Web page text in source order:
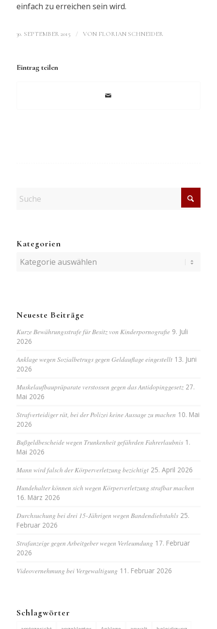
einfach zu erreichen sein wird.
30. SEPTEMBER 2015 / VON FLORIAN SCHNEIDER
Eintrag teilen
Kategorien
Kategorien
Neueste Beiträge
Kurze Bewährungsstrafe für Besitz von Kinderpornografie 9. Juli
2026
Anklage wegen Sozialbetrugs gegen Geldauflage eingestellt 13. Juni
2026
Muskelaufbaupräparate verstossen gegen das Antidopinggesetz 27.
Mai 2026
Strafverteidiger rät, bei der Polizei keine Aussage zu machen 10. Mai
2026
Bußgeldbescheide wegen Trunkenheit gefährden Fahrerlaubnis 1.
Mai 2026
Mann wird falsch der Körperverletzung bezichtigt 25. April 2026
Hundehalter können sich wegen Körperverletzung strafbar machen
16. März 2026
Durchsuchung bei drei 15-Jährigen wegen Bandendiebstahls 25.
Februar 2026
Strafanzeige gegen Arbeitgeber wegen Verleumdung 17. Februar
2026
Videovernehmung bei Vergewaltigung 11. Februar 2026
Schlagwörter